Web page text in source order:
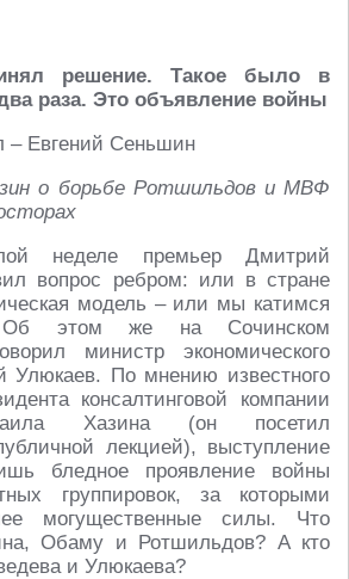
решение. Такое было в
раза. Это объявление войны
– Евгений Сеньшин
о борьбе Ротшильдов и МВФ
неделе премьер Дмитрий
вопрос ребром: или в стране
модель – или мы катимся
Об этом же на Сочинском
министр экономического
Улюкаев. По мнению известного
консалтинговой компании
Хазина (он посетил
лекцией), выступление
бледное проявление войны
группировок, за которыми
могущественные силы. Что
Обаму и Ротшильдов? А кто
и Улюкаева?